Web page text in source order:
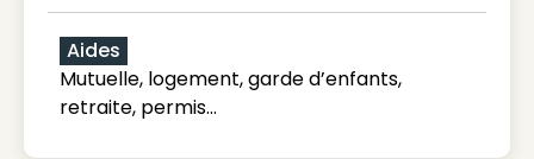
Aides
Mutuelle, logement, garde d’enfants,
retraite, permis…